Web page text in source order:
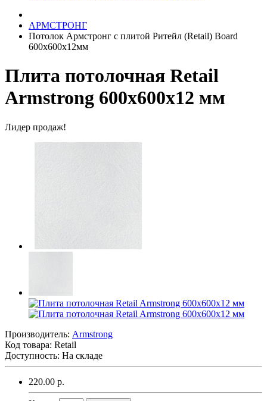
АРМСТРОНГ
Потолок Армстронг с плитой Ритейл (Retail) Board
600х600х12мм
Плита потолочная Retail
Armstrong 600х600х12 мм
Лидер продаж!
Производитель: Armstrong
Код товара: Retail
Доступность: На складе
220.00 р.